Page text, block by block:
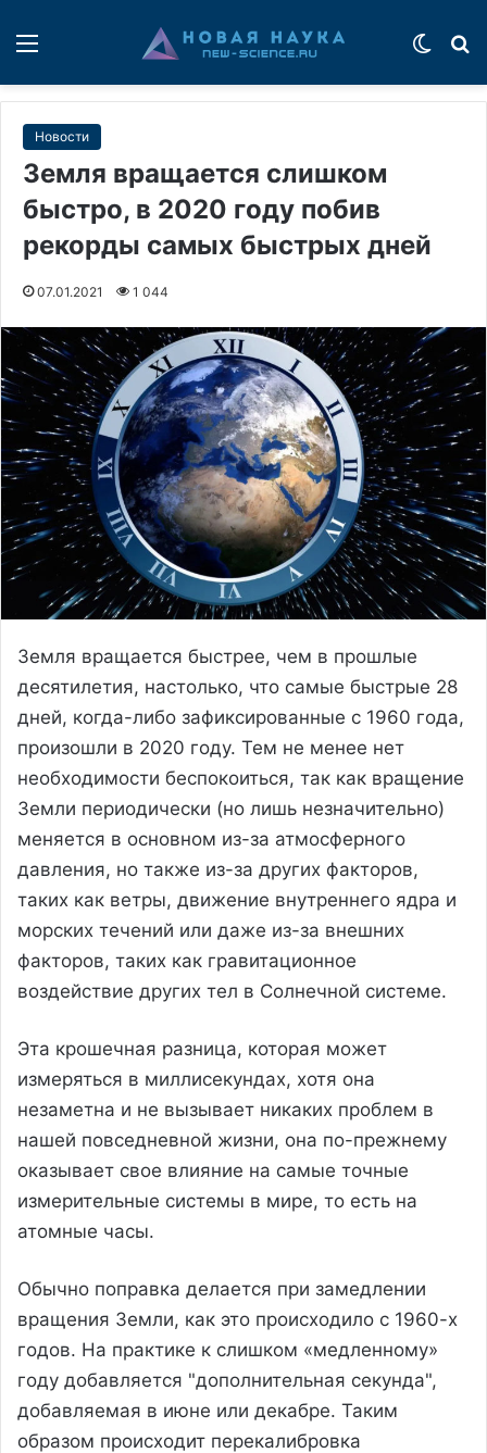
Новости
Земля вращается слишком
быстро, в 2020 году побив
рекорды самых быстрых дней
07.01.2021 1 044
Земля вращается быстрее, чем в прошлые
десятилетия, настолько, что самые быстрые 28
дней, когда-либо зафиксированные с 1960 года,
произошли в 2020 году. Тем не менее нет
необходимости беспокоиться, так как вращение
Земли периодически (но лишь незначительно)
меняется в основном из-за атмосферного
давления, но также из-за других факторов,
таких как ветры, движение внутреннего ядра и
морских течений или даже из-за внешних
факторов, таких как гравитационное
воздействие других тел в Солнечной системе.
Эта крошечная разница, которая может
измеряться в миллисекундах, хотя она
незаметна и не вызывает никаких проблем в
нашей повседневной жизни, она по-прежнему
оказывает свое влияние на самые точные
измерительные системы в мире, то есть на
атомные часы.
Обычно поправка делается при замедлении
вращения Земли, как это происходило с 1960-х
годов. На практике к слишком «медленному»
году добавляется "дополнительная секунда",
добавляемая в июне или декабре. Таким
образом происходит перекалибровка